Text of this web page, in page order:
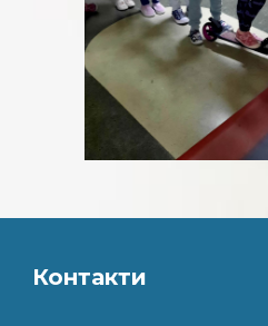
Контакти